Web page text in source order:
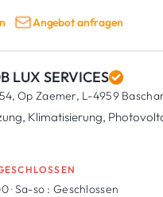
Angebot anfragen
LUX SERVICES
54, Op Zaemer, L-4959
Klimatisierung,
·Sa-so : Geschlossen